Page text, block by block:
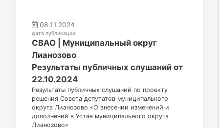
08.11.2024
дата публикации
СВАО | Муниципальный округ
Лианозово
Результаты публичных слушаний от
22.10.2024
Результаты публичных слушаний по проекту
решения Совета депутатов муниципального
округа Лианозово «О внесении изменений и
дополнений в Устав муниципального округа
Лианозово»